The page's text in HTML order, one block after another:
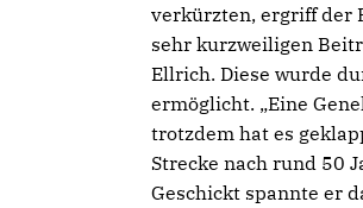
verkürzten, ergriff der
sehr kurzweiligen
Ellrich. Diese wurde
ermöglicht. „Eine
trotzdem hat es
Strecke nach rund 50
Geschickt spannte er